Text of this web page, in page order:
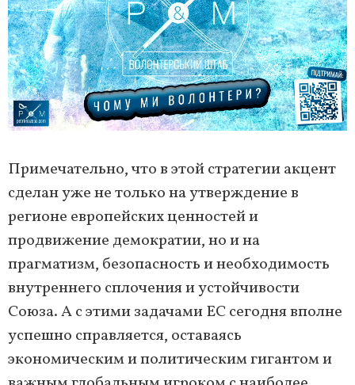
Примечательно, что в этой стратегии акцент
сделан уже не только на утверждение в
регионе европейских ценностей и
продвижение демократии, но и на
прагматизм, безопасность и необходимость
внутреннего сплочения и устойчивости
Союза. А с этими задачами ЕС сегодня вполне
успешно справляется, оставаясь
экономическим и политическим гигантом и